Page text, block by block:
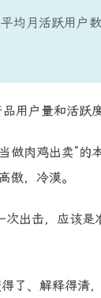
均月活跃用
用户量和活跃
做肉鸡出卖”
傲，冷漠。
出击，应该
了、解释得清